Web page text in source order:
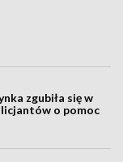
zgubiła się w
o pomoc